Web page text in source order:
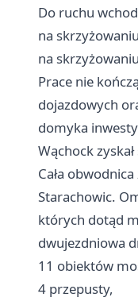
Do ruchu
na
na
Prace nie
dojazdowych
domyka
Wąchock
Cała
Starachowic.
których dotąd
dwujezdniowa
11 obiektów
4 przepusty,